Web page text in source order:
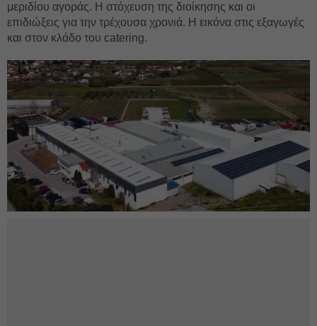
μεριδίου αγοράς. Η στόχευση της διοίκησης και οι
επιδιώξεις για την τρέχουσα χρονιά. Η εικόνα στις εξαγωγές
και στον κλάδο του catering.